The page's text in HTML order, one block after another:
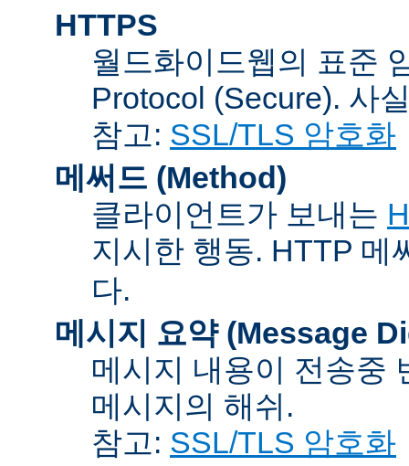
HTTPS
월드화이드웹의 표준
Protocol (Secure). 사
참고: SSL/TLS 암호화
메써드 (Method)
클라이언트가 보내는
지시한 행동. HTTP 메
다.
메시지 요약 (Message
메시지 내용이 전송중
메시지의 해쉬.
참고: SSL/TLS 암호화